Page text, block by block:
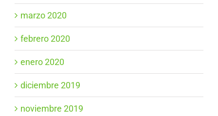
marzo 2020
febrero 2020
enero 2020
diciembre 2019
noviembre 2019